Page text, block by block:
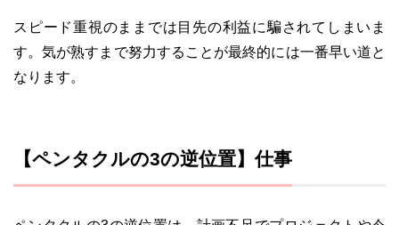
スピード重視のままでは目先の利益に騙されてしまいま
す。気が熟すまで努力することが最終的には一番早い道と
なります。
【ペンタクルの3の逆位置】仕事